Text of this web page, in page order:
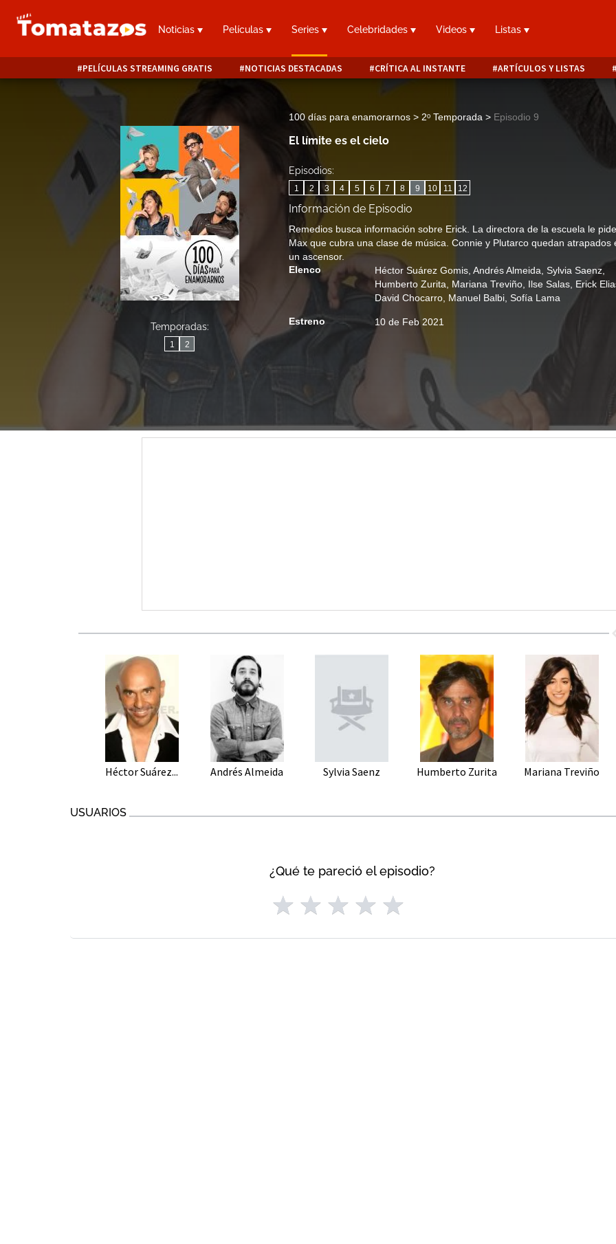
Noticias Películas Series Celebridades Videos Listas
PELÍCULAS STREAMING GRATIS NOTICIAS DESTACADAS CRÍTICA AL INSTANTE ARTÍCULOS Y LISTAS
Temporadas:
1 2
100 días para enamorarnos > 2ᵒ Temporada > Episodio 9
El límite es el cielo
Episodios:
1 2 3 4 5 6 7 8 9 10 11 12
Información de Episodio
Remedios busca información sobre Erick. La directora de la escuela le
Max que cubra una clase de música. Connie y Plutarco quedan atrapados
un ascensor.
Elenco
Héctor Suárez Gomis Andrés Almeida Sylvia Saenz
Humberto Zurita
Mariana Treviño Ilse Salas Erick
David Chocarro Manuel Balbi Sofía Lama
Estreno 10 de Feb 2021
Héctor Suárez... Andrés Almeida Sylvia Saenz Humberto Zurita Mariana Treviño
USUARIOS
¿Qué te pareció el episodio?